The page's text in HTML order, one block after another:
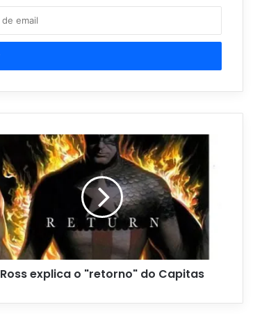
Ross explica o "retorno" do Capitas